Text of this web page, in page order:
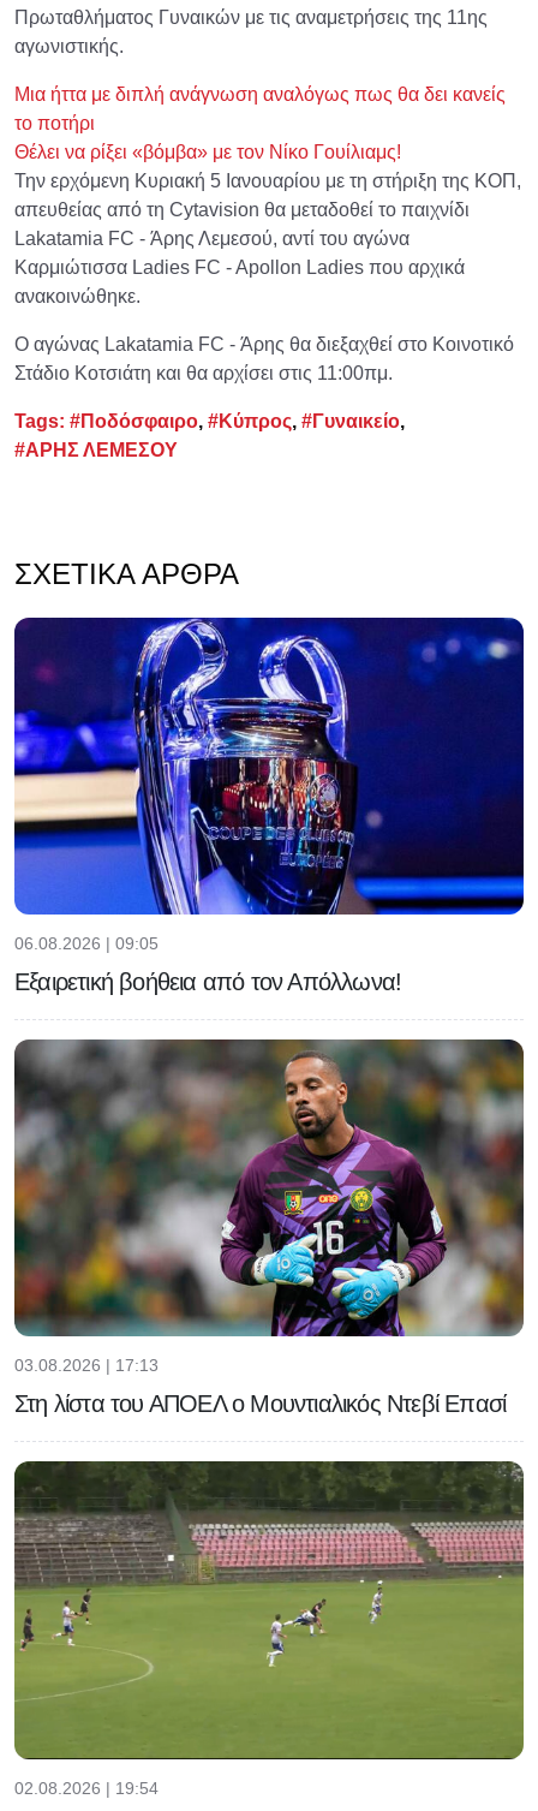
Πρωταθλήματος Γυναικών με τις αναμετρήσεις της 11ης
αγωνιστικής.
Μια ήττα με διπλή ανάγνωση αναλόγως πως θα δει κανείς
το ποτήρι
Θέλει να ρίξει «βόμβα» με τον Νίκο Γουίλιαμς!
Την ερχόμενη Κυριακή 5 Ιανουαρίου με τη στήριξη της ΚΟΠ,
απευθείας από τη Cytavision θα μεταδοθεί το παιχνίδι
Lakatamia FC - Άρης Λεμεσού, αντί του αγώνα
Καρμιώτισσα Ladies FC - Apollon Ladies που αρχικά
ανακοινώθηκε.
Ο αγώνας Lakatamia FC - Άρης θα διεξαχθεί στο Κοινοτικό
Στάδιο Κοτσιάτη και θα αρχίσει στις 11:00πμ.
Tags: #Ποδόσφαιρο, #Κύπρος, #Γυναικείο,
#ΑΡΗΣ ΛΕΜΕΣΟΥ
ΣΧΕΤΙΚΆ ΆΡΘΡΑ
06.08.2026 | 09:05
Εξαιρετική βοήθεια από τον Απόλλωνα!
03.08.2026 | 17:13
Στη λίστα του ΑΠΟΕΛ ο Μουντιαλικός Ντεβί Επασί
02.08.2026 | 19:54